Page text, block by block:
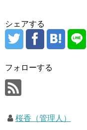
シェアする
フォローする
桜香（管理人）